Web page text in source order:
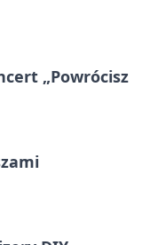
„Powrócisz